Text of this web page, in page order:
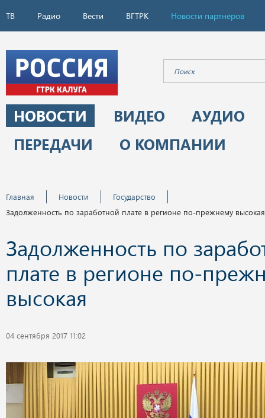
ТВ Радио Вести ВГТРК Новости партнёров
НОВОСТИ ВИДЕО
АУДИО
ПЕРЕДАЧИ
О КОМПАНИИ
Главная Новости
Государство
Задолженность по заработной плате в регионе по-прежнему высокая
Задолженность по
плате в регионе по-
высокая
04 сентября 2017 11:02